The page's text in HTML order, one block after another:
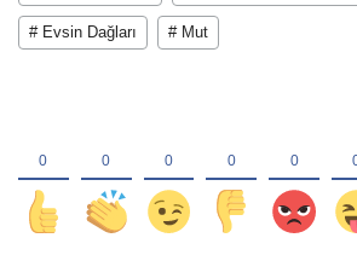
# Evsin Dağları # Mut